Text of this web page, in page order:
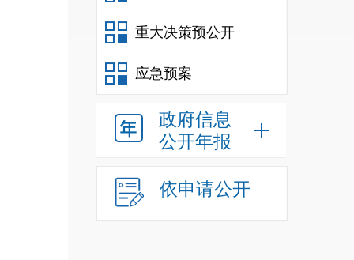
重大决策预公开
应急预案
政府信息
公开年报
依申请公开